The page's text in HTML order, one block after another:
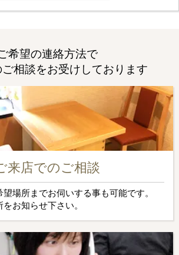
希望の連絡方法で
相談をお受けしております
来店でのご相談
場所までお伺いする事も可能です。
お知らせ下さい。